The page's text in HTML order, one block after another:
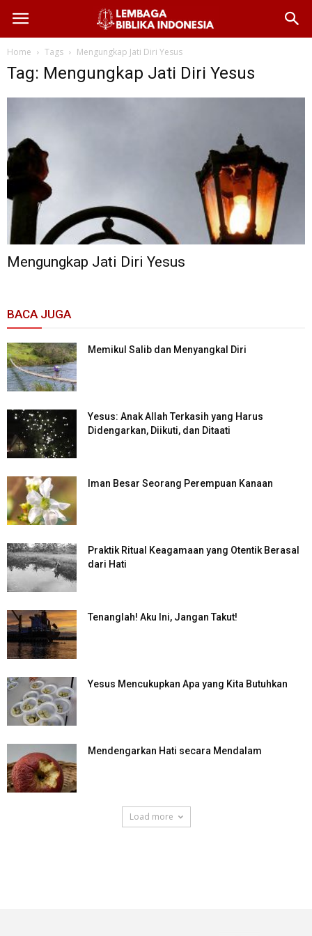
Home Tags Mengungkap Jati Diri Yesus
Tag: Mengungkap Jati Diri Yesus
Mengungkap Jati Diri Yesus
BACA JUGA
Memikul Salib dan Menyangkal Diri
Yesus: Anak Allah Terkasih yang Harus
Didengarkan, Diikuti, dan Ditaati
Iman Besar Seorang Perempuan Kanaan
Praktik Ritual Keagamaan yang Otentik Berasal
dari Hati
Tenanglah! Aku Ini, Jangan Takut!
Yesus Mencukupkan Apa yang Kita Butuhkan
Mendengarkan Hati secara Mendalam
Load more